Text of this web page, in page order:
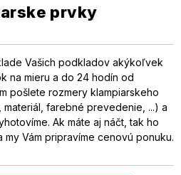
prvky
Vašich podkladov akýkoľvek
na mieru a do 24 hodín od
pošlete rozmery klampiarskeho
farebné prevedenie, ...) a
Ak máte aj náčt, tak ho
Vám pripravíme cenovú ponuku.